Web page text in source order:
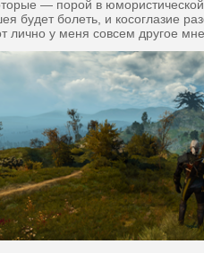
— порой в
будет болеть, и косоглазие
лично у меня совсем другое